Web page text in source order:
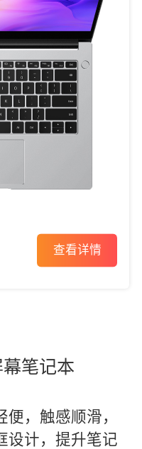
查看详情
笔记本
，触感顺滑，
设计，提升笔记